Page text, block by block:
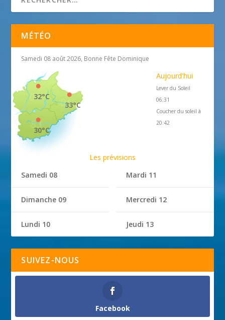
MÉTÉO
Samedi 08 août 2026, Bonne Fête Dominique
33°C
32°C
30°C
Aujourd'hui
Lever du Soleil
06:31
Coucher du soleil à
20:42
Les prévisions
Samedi 08
Dimanche 09
Lundi 10
Mardi 11
Mercredi 12
Jeudi 13
SUIVEZ-NOUS
Facebook